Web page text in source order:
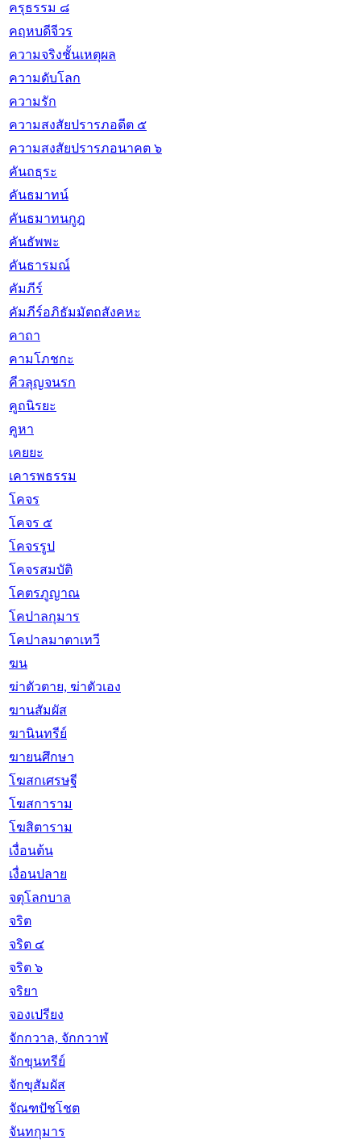
ครุธรรม ๘
คฤหบดีจีวร
ความจริงชั้นเหตุผล
ความดับโลก
ความรัก
ความสงสัยปรารภอดีต ๕
ความสงสัยปรารภอนาคต ๖
คันถธุระ
คันธมาทน์
คันธมาทนกูฎ
คันธัพพะ
คันธารมณ์
คัมภีร์
คัมภีร์อภิธัมมัตถสังคหะ
คาถา
คามโภชกะ
คีวลุญจนรก
คูถนิรยะ
คูหา
เคยยะ
เคารพธรรม
โคจร
โคจร ๕
โคจรรูป
โคจรสมบัติ
โคตรภูญาณ
โคปาลกุมาร
โคปาลมาตาเทวี
ฆน
ฆ่าตัวตาย, ฆ่าตัวเอง
ฆานสัมผัส
ฆานินทรีย์
ฆายนศึกษา
โฆสกเศรษฐี
โฆสการาม
โฆสิตาราม
เงื่อนต้น
เงื่อนปลาย
จตุโลกบาล
จริต
จริต ๔
จริต ๖
จริยา
จองเปรียง
จักกวาล, จักกวาฬ
จักขุนทรีย์
จักขุสัมผัส
จัณฑปัชโชต
จันทกุมาร